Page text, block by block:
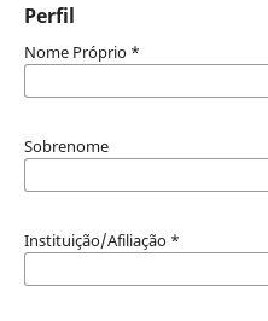
Perfil
Nome Próprio *
Sobrenome
Instituição/Afiliação *